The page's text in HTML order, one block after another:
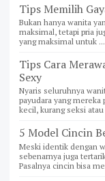
Tips Memilih
Bukan hanya wanita
maksimal, tetapi pria
yang maksimal untuk ...
Tips Cara
Sexy
Nyaris seluruhnya
payudara yang mereka
kecil, kurang seksi atau
5 Model Cincin
Meski identik dengan
sebenarnya juga
Pasalnya cincin bisa